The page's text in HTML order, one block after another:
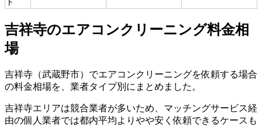
吉祥寺のエアコンクリーニング料金相
場
吉祥寺（武蔵野市）でエアコンクリーニングを依頼する場合
の料金相場を、業者タイプ別にまとめました。
吉祥寺エリアは競合業者が多いため、マッチングサービス経
由の個人業者では都内平均よりやや安く依頼できるケースも